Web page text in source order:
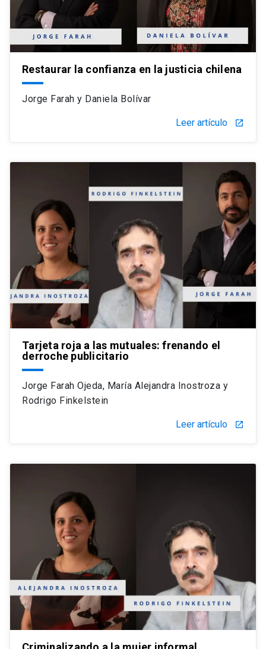
Restaurar la confianza en la justicia chilena
Jorge Farah y Daniela Bolívar
Leer artículo launch
Tarjeta roja a las mutuales: frenando el
derroche publicitario
Jorge Farah Ojeda, María Alejandra Inostroza y
Rodrigo Finkelstein
Leer artículo launch